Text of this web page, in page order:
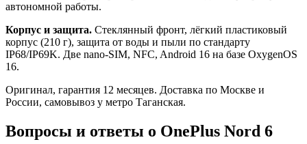
автономной работы.
Корпус и защита. Стеклянный фронт, лёгкий пластиковый
корпус (210 г), защита от воды и пыли по стандарту
IP68/IP69K. Две nano-SIM, NFC, Android 16 на базе OxygenOS
16.
Оригинал, гарантия 12 месяцев. Доставка по Москве и
России, самовывоз у метро Таганская.
Вопросы и ответы о OnePlus Nord 6